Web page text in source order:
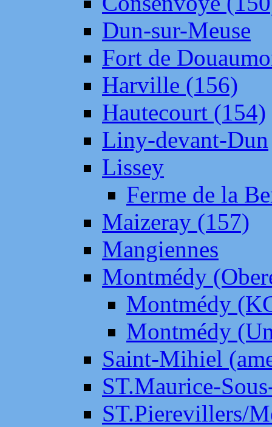
Dun-sur-Meuse
Fort de
Harville (156)
Hautecourt (154)
Liny-devant-Dun
Lissey
Ferme de la
Maizeray (157)
Mangiennes
Montmédy
Montmédy
Montmédy
Saint-Mihiel
ST.Maurice-
ST.Pierevillers/